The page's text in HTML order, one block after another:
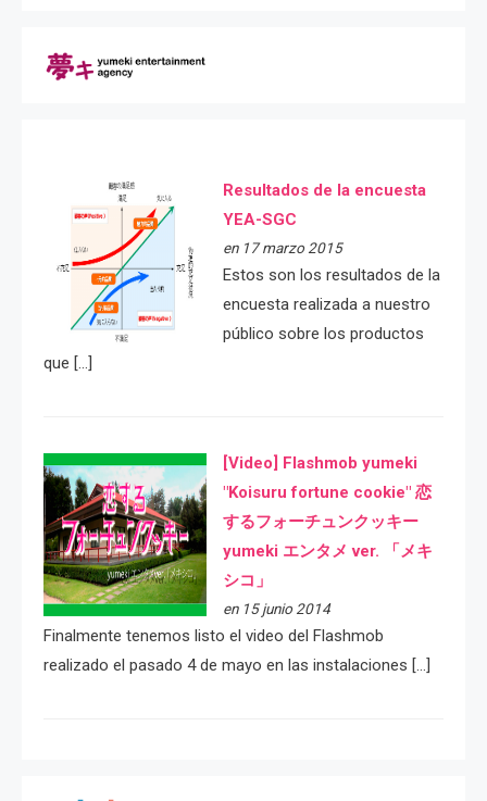
Resultados de la encuesta
YEA-SGC
en 17 marzo 2015
Estos son los resultados de la
encuesta realizada a nuestro
público sobre los productos
que […]
[Video] Flashmob yumeki
"Koisuru fortune cookie" 恋
するフォーチュンクッキー
yumeki エンタメ ver. 「メキ
シコ」
en 15 junio 2014
Finalmente tenemos listo el video del Flashmob
realizado el pasado 4 de mayo en las instalaciones […]